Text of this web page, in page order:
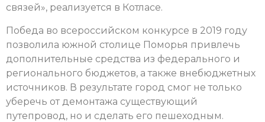
связей», реализуется в Котласе.
Победа во всероссийском конкурсе в 2019 году
позволила южной столице Поморья привлечь
дополнительные средства из федерального и
регионального бюджетов, а также внебюджетных
источников. В результате город смог не только
уберечь от демонтажа существующий
путепровод, но и сделать его пешеходным.